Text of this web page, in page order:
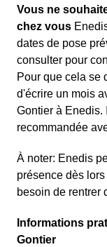
Vous ne
chez vous
dates de pose
consulter pour
Pour que cela se
d'écrire un mois
Gontier à Enedis.
recommandée
À noter: Enedis
présence dès
besoin de rentrer
Informations
Gontier